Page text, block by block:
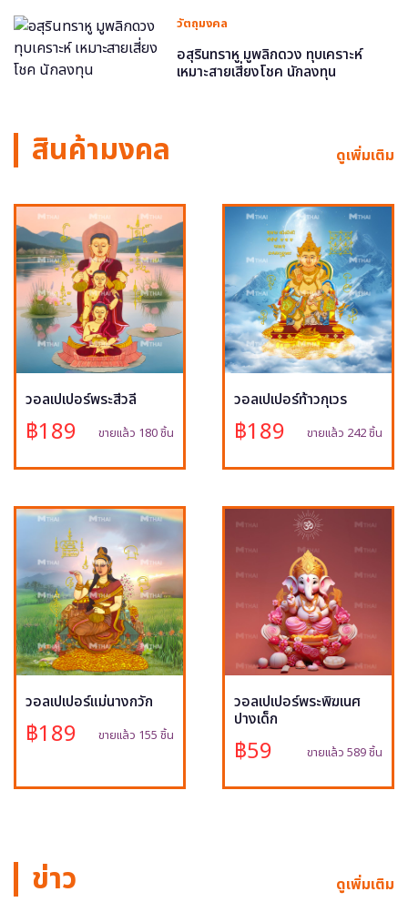
วัตถุมงคล
อสุรินทราหู มูพลิกดวง ทุบเคราะห์
เหมาะสายเสี่ยงโชค นักลงทุน
สินค้ามงคล ดูเพิ่มเติม
วอลเปเปอร์พระสีวลี
฿189 ขายแล้ว 180 ชิ้น
วอลเปเปอร์ท้าวกุเวร
฿189 ขายแล้ว 242 ชิ้น
วอลเปเปอร์แม่นางกวัก
฿189 ขายแล้ว 155 ชิ้น
วอลเปเปอร์พระพิฆเนศ
ปางเด็ก
฿59 ขายแล้ว 589 ชิ้น
ข่าว ดูเพิ่มเติม